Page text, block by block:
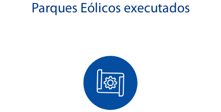
Parques Eólicos executados